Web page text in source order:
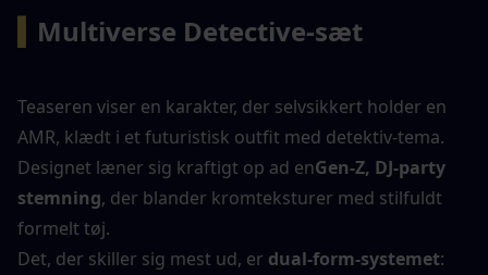
Multiverse Detective-sæt
Teaseren viser en karakter, der selvsikkert holder en
AMR, klædt i et futuristisk outfit med detektiv-tema.
Designet læner sig kraftigt op ad enGen-Z, DJ-party
stemning, der blander kromteksturer med stilfuldt
formelt tøj.
Det, der skiller sig mest ud, er dual-form-systemet: